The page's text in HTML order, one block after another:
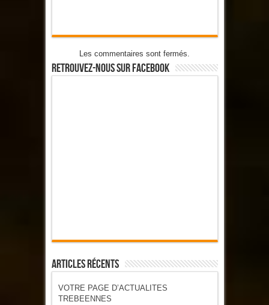
Les commentaires sont fermés.
Retrouvez-Nous Sur Facebook
Articles Récents
VOTRE PAGE D’ACTUALITES
TREBEENNES